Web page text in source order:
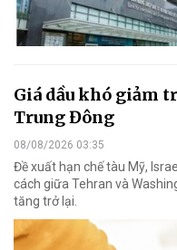
Giá dầu khó giảm
Trung Đông
08/08/2026 03:35
Đề xuất hạn chế tàu Mỹ,
cách giữa Tehran và
tăng trở lại.